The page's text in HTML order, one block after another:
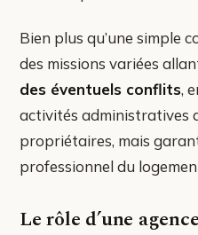
Bien plus qu’une simple
des missions variées
des éventuels conflits,
activités administratives
propriétaires, mais
professionnel du
Le rôle d’une